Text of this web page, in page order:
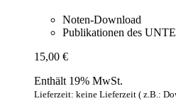
Noten-Download
Publikationen des
15,00 €
Enthält 19% MwSt.
Lieferzeit: keine Lieferzeit ( z.B.: